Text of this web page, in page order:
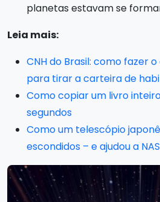
planetas estavam se
Leia mais:
CNH do Brasil: como fazer
para tirar a carteira de
Como copiar um livro
segundos
Como um telescópio
escondidos – e ajudou a